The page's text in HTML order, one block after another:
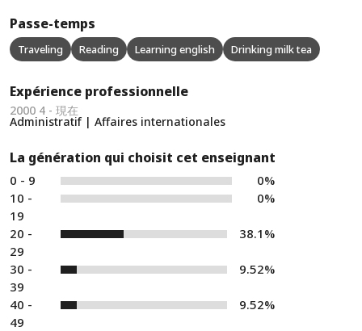
Passe-temps
Traveling Reading Learning english Drinking milk tea
Expérience professionnelle
2000 4 - 現在
Administratif | Affaires internationales
La génération qui choisit cet enseignant
0 - 9
0%
10 -
19
0%
20 -
29
38.1%
30 -
39
9.52%
40 -
49
9.52%